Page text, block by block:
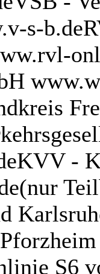
s-
-
S6